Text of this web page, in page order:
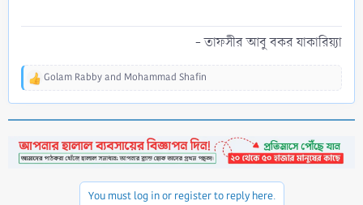
- তাফসীর আবু বকর যাকারিয়্যা​
R
t
i
Golam Rabbyand Mohammad Shafin
You must log in or register to reply here.